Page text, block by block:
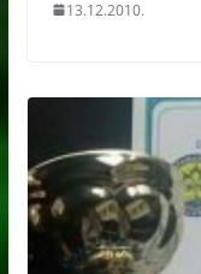
13.12.2010.